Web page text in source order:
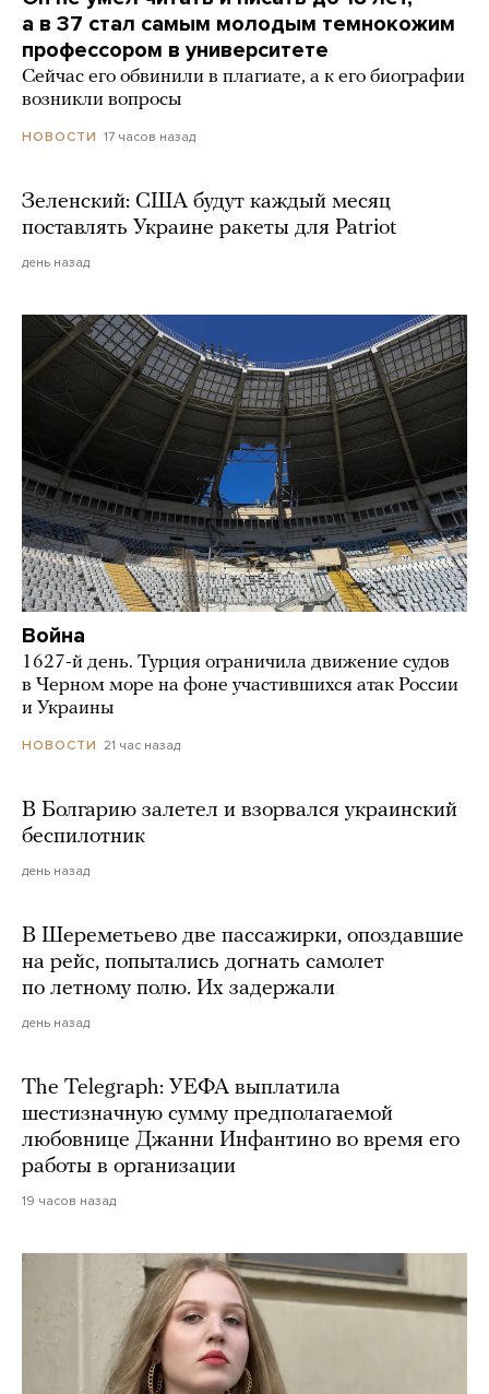
а в 37 стал самым молодым темнокожим
профессором в университете
Сейчас его обвинили в плагиате, а к его биографии
возникли вопросы
НОВОСТИ 17 часов назад
Зеленский: США будут каждый месяц
поставлять Украине ракеты для Patriot
день назад
Война
1627-й день. Турция ограничила движение судов
в Черном море на фоне участившихся атак России
и Украины
НОВОСТИ 21 час назад
В Болгарию залетел и взорвался украинский
беспилотник
день назад
В Шереметьево две пассажирки, опоздавшие
на рейс, попытались догнать самолет
по летному полю. Их задержали
день назад
The Telegraph: УЕФА выплатила
шестизначную сумму предполагаемой
любовнице Джанни Инфантино во время его
работы в организации
19 часов назад